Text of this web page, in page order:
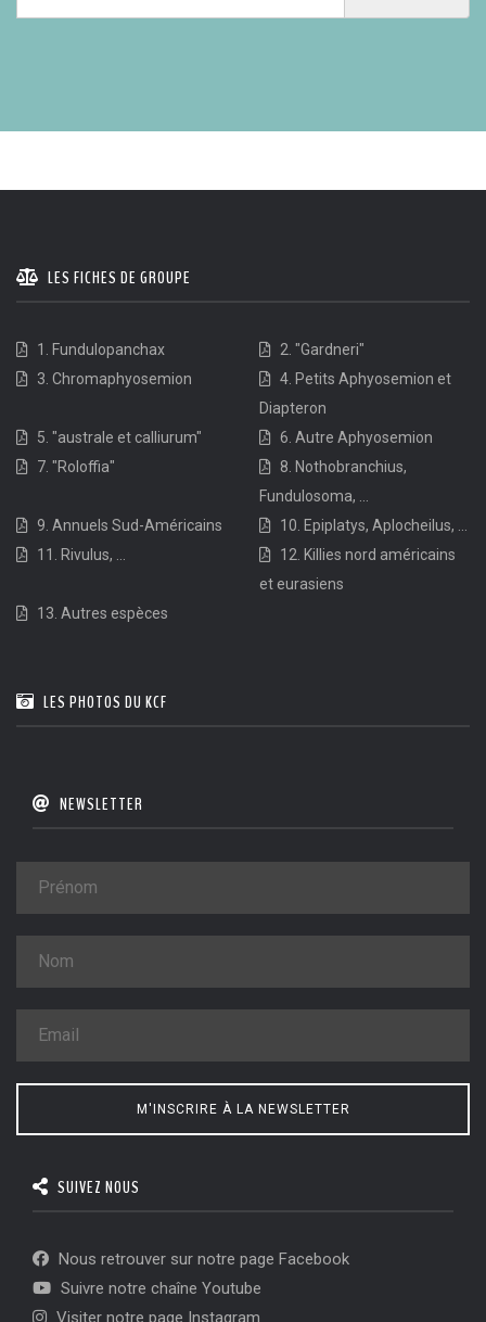
LES FICHES DE GROUPE
1. Fundulopanchax
2. "Gardneri"
3. Chromaphyosemion
4. Petits Aphyosemion et
Diapteron
5. "australe et calliurum"
6. Autre Aphyosemion
7. "Roloffia"
8. Nothobranchius,
Fundulosoma, ...
9. Annuels Sud-Américains
10. Epiplatys, Aplocheilus, ...
11. Rivulus, ...
12. Killies nord américains
et eurasiens
13. Autres espèces
LES PHOTOS DU KCF
NEWSLETTER
M'INSCRIRE À LA NEWSLETTER
SUIVEZ NOUS
Nous retrouver sur notre page Facebook
Suivre notre chaîne Youtube
Visiter notre page Instagram